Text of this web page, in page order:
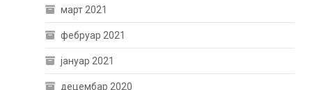
март 2021
фебруар 2021
јануар 2021
децембар 2020